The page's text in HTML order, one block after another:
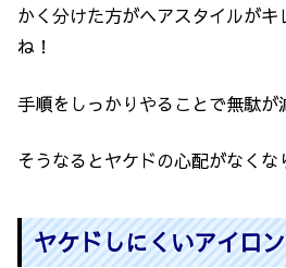
かく分けた方がヘアスタイルが
ね！
手順をしっかりやることで無駄が
そうなるとヤケドの心配がなくな
ヤケドしにくいアイロ